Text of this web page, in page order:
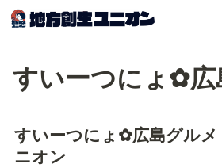
すいーつにょ✿広
すいーつにょ✿広島グルメ
ニオン